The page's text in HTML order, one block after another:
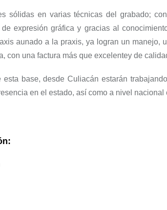
sólidas en varias técnicas del grabado; con
expresión gráfica y gracias al
aunado a la praxis, ya logran un manejo,
con una factura más que excelentey de
esta base, desde Culiacán estarán
en el estado, así como a nivel nacional